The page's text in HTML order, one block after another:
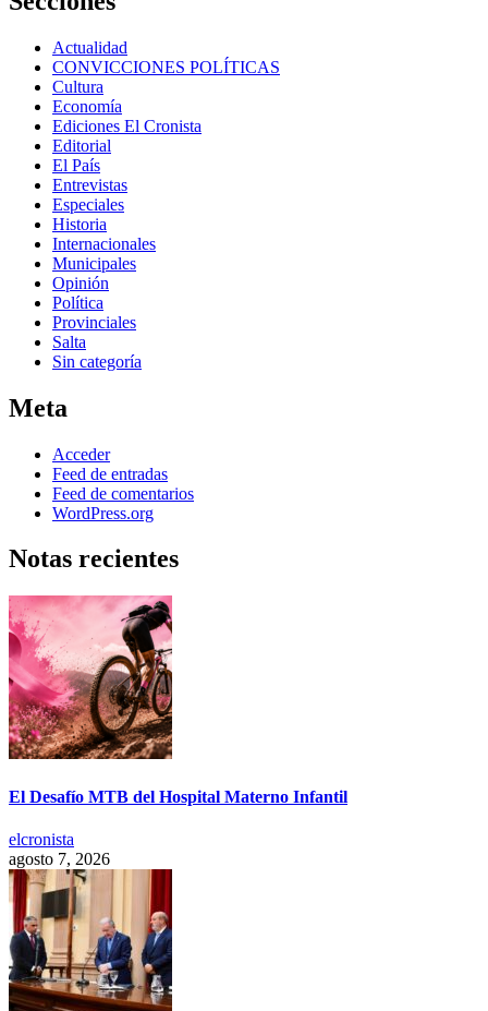
Actualidad
CONVICCIONES POLÍTICAS
Cultura
Economía
Ediciones El Cronista
Editorial
El País
Entrevistas
Especiales
Historia
Internacionales
Municipales
Opinión
Política
Provinciales
Salta
Sin categoría
Meta
Acceder
Feed de entradas
Feed de comentarios
WordPress.org
Notas recientes
El Desafío MTB del Hospital Materno Infantil
elcronista
agosto 7, 2026